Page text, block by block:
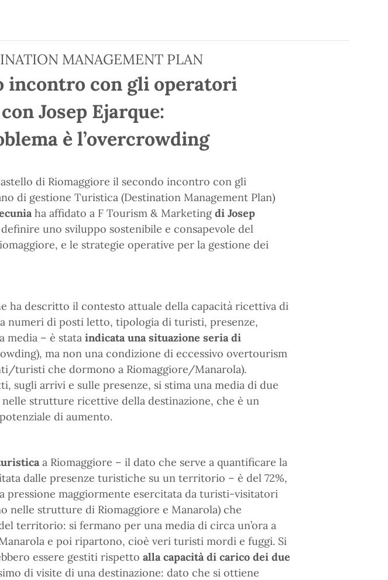
MANAGEMENT PLAN
incontro con gli operatori
con Josep Ejarque:
è l’overcrowding
di Riomaggiore il secondo incontro con gli
di gestione Turistica (Destination Management Plan)
ha affidato a F Tourism & Marketingdi Josep
uno sviluppo sostenibile e consapevole del
e le strategie operative per la gestione dei
ha descritto il contesto attuale della capacità ricettiva di
numeri di posti letto, tipologia di turisti, presenze,
media – è stata indicata una situazione seria di
ma non una condizione di eccessivo overtourism
turisti che dormono a Riomaggiore/Manarola).
sugli arrivi e sulle presenze, si stima una media di due
strutture ricettive della destinazione, che è un
di aumento.
a Riomaggiore – il dato che serve a quantificare la
dalle presenze turistiche su un territorio – è del 72%,
pressione maggiormente esercitata da turisti-visitatori
nelle strutture di Riomaggiore e Manarola) che
territorio: si fermano per una media di circa un’ora a
Manarola e poi ripartono, cioè veri turisti mordi e fuggi. Si
essere gestiti rispetto alla capacità di carico dei due
di visite di una destinazione: dato che si ottiene